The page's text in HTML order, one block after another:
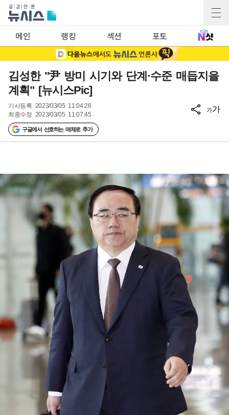
메인 랭킹 섹션 포토
김성한 "尹 방미 시기와 단계·수준 매듭지을
계획" [뉴시스Pic]
기사등록 2023/03/05 11:04:26
최종수정 2023/03/05 11:07:45
구글에서 선호하는 매체로 추가
가가